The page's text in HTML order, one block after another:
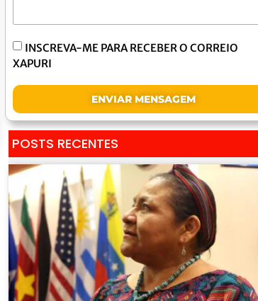
INSCREVA-ME PARA RECEBER O CORREIO
XAPURI
ENVIAR MENSAGEM
POSTS RECENTES